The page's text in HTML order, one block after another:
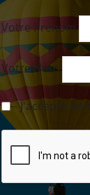
Votre Prénom
Votre Nom
-- J'accepte